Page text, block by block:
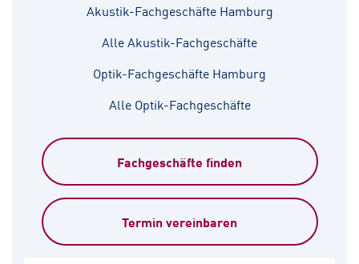
Akustik-Fachgeschäfte Hamburg
Alle Akustik-Fachgeschäfte
Optik-Fachgeschäfte Hamburg
Alle Optik-Fachgeschäfte
Fachgeschäfte finden
Termin vereinbaren